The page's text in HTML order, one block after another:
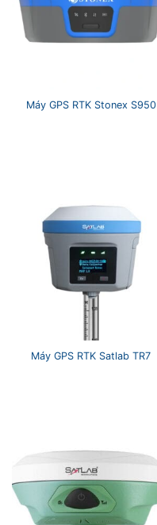
Máy GPS RTK Stonex S950
Máy GPS RTK Satlab TR7